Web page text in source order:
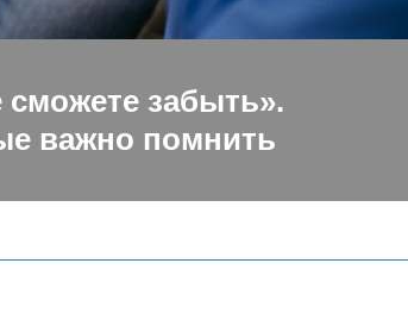
забыть».
важно помнить